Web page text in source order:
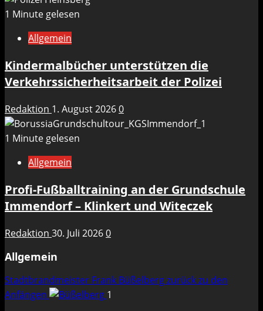
1 Minute gelesen
Allgemein
Kindermalbücher unterstützen die
Verkehrssicherheitsarbeit der Polizei
Redaktion 1. August 20260
1 Minute gelesen
Allgemein
Profi-Fußballtraining an der Grundschule
Immendorf – Klinkert und Witeczek
Redaktion 30. Juli 20260
Allgemein
Stadtbrandmeister Frank Büßelberg zurück zu den
Anfängen
1